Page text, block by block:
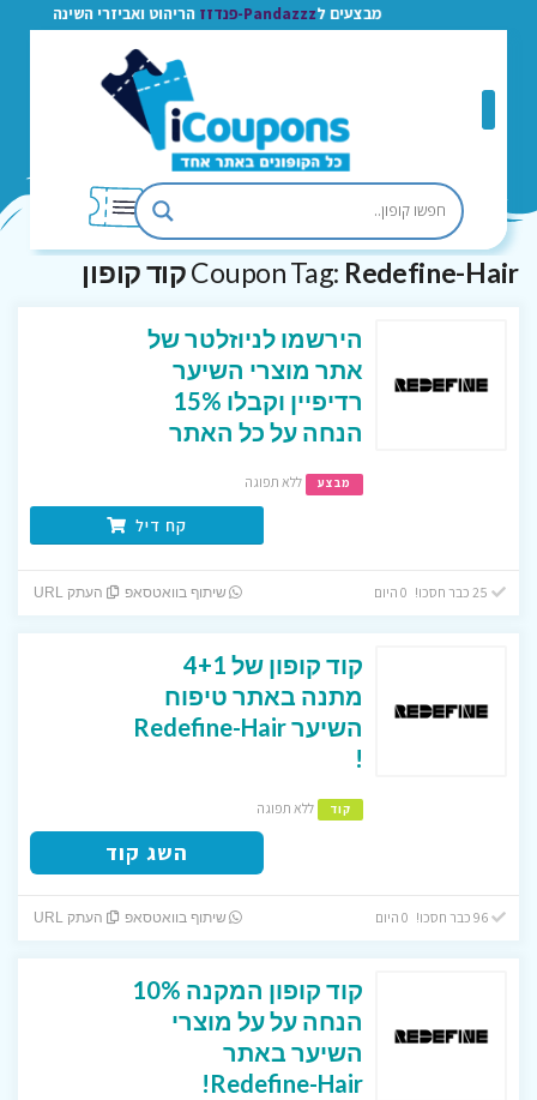
מבצעים לPandazzz-פנדזז הריהוט ואביזרי השינה
Coupon Tag: Redefine-Hair קוד קופון
הירשמו לניוזלטר של
אתר מוצרי השיער
רדיפיין וקבלו 15%
הנחה על כל האתר
מבצע ללא תפוגה
קח דיל
שיתוף בוואטסאפ העתק URL
קוד קופון של 4+1
מתנה באתר טיפוח
השיער Redefine-Hair
!
קוד ללא תפוגה
השג קוד
96 כבר חסכו! 0 היום שיתוף בוואטסאפ העתק URL
קוד קופון המקנה 10%
הנחה על על מוצרי
השיער באתר
Redefine-Hair!